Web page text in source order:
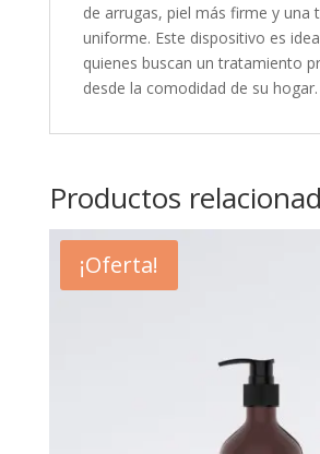
de arrugas, piel más firme y una
uniforme. Este dispositivo es
quienes buscan un tratamiento
desde la comodidad de su hogar.
Productos
¡Oferta!